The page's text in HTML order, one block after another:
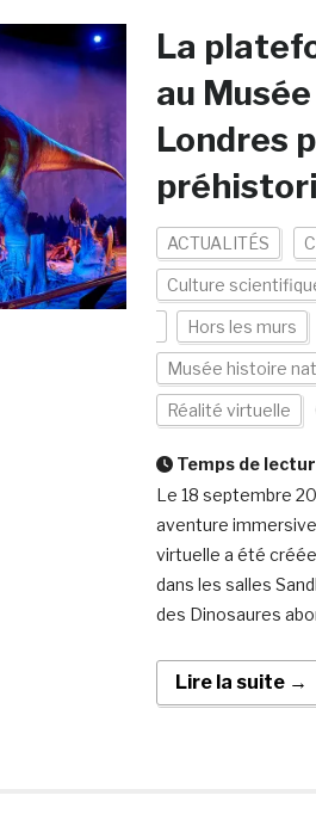
La
au
Londres
ACTUALITÉS
Culture
Hors les murs
Musée histoire
Réalité virtuelle
Temps de
Le 18 septembre
aventure
virtuelle a été
dans les salles
des Dinosaures
Lire la suite →